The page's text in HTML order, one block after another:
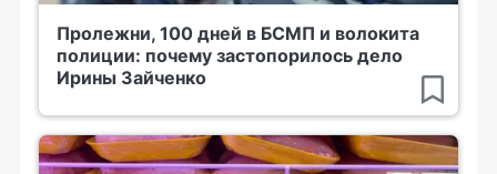
Пролежни, 100 дней в БСМП и волокита
полиции: почему застопорилось дело
Ирины Зайченко